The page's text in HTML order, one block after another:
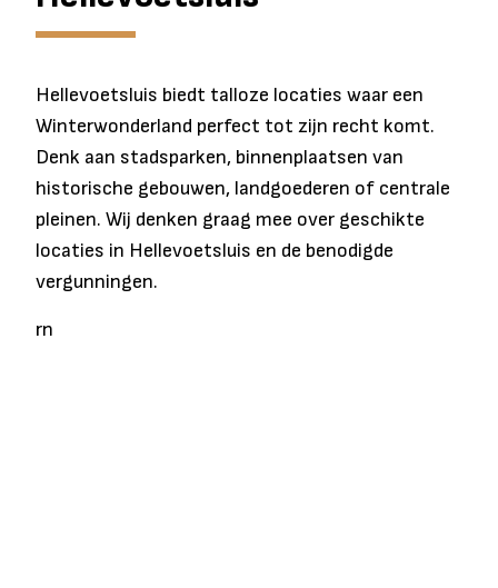
Hellevoetsluis biedt talloze locaties waar een
Winterwonderland perfect tot zijn recht komt.
Denk aan stadsparken, binnenplaatsen van
historische gebouwen, landgoederen of centrale
pleinen. Wij denken graag mee over geschikte
locaties in Hellevoetsluis en de benodigde
vergunningen.
rn